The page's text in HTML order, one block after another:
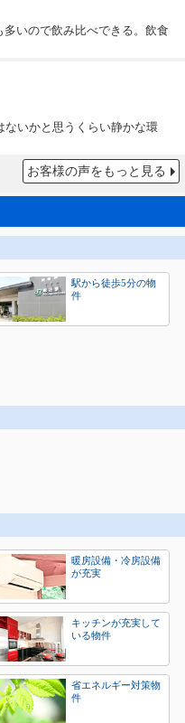
いので飲み比べできる。飲食
ないかと思うくらい静かな環
お客様の声をもっと見る
駅から徒歩5分の物
件
暖房設備・冷房設備
が充実
キッチンが充実して
いる物件
省エネルギー対策物
件